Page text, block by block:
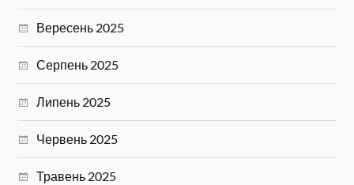
Вересень 2025
Серпень 2025
Липень 2025
Червень 2025
Травень 2025